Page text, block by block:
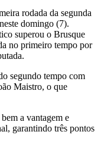
rodada da segunda
domingo (7).
superou o Brusque
no primeiro tempo por
segundo tempo com
Maistro, o que
a vantagem e
garantindo três pontos